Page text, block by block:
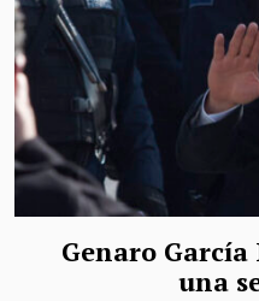
Genaro
una